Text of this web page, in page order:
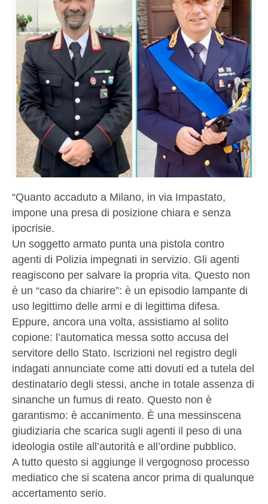
“Quanto accaduto a Milano, in via Impastato,
impone una presa di posizione chiara e senza
ipocrisie.
Un soggetto armato punta una pistola contro
agenti di Polizia impegnati in servizio. Gli agenti
reagiscono per salvare la propria vita. Questo non
è un “caso da chiarire”: è un episodio lampante di
uso legittimo delle armi e di legittima difesa.
Eppure, ancora una volta, assistiamo al solito
copione: l’automatica messa sotto accusa del
servitore dello Stato. Iscrizioni nel registro degli
indagati annunciate come atti dovuti ed a tutela del
destinatario degli stessi, anche in totale assenza di
sinanche un fumus di reato. Questo non è
garantismo: è accanimento. È una messinscena
giudiziaria che scarica sugli agenti il peso di una
ideologia ostile all’autorità e all’ordine pubblico.
A tutto questo si aggiunge il vergognoso processo
mediatico che si scatena ancor prima di qualunque
accertamento serio.